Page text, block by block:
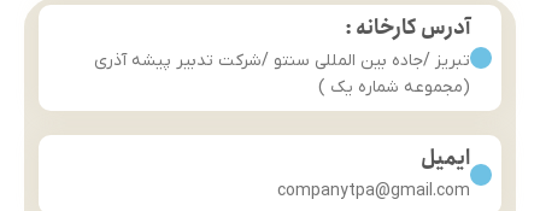
آدرس کارخانه :
تبریز /جاده بین المللی سنتو /شرکت تدبیر پیشه آذری
(مجموعه شماره یک )
ایمیل
companytpa@gmail.com